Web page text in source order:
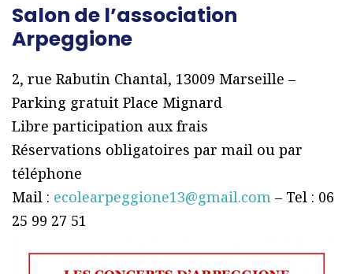
Salon de l’association
Arpeggione
2, rue Rabutin Chantal, 13009 Marseille –
Parking gratuit Place Mignard
Libre participation aux frais
Réservations obligatoires par mail ou par
téléphone
Mail : ecolearpeggione13@gmail.com – Tel : 06
25 99 27 51